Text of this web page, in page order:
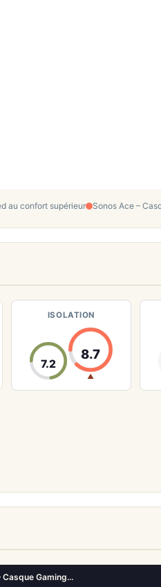
au confort supérieur Sonos Ace –
ISOLATION
7.2
8.7
▲
Casque Gaming…